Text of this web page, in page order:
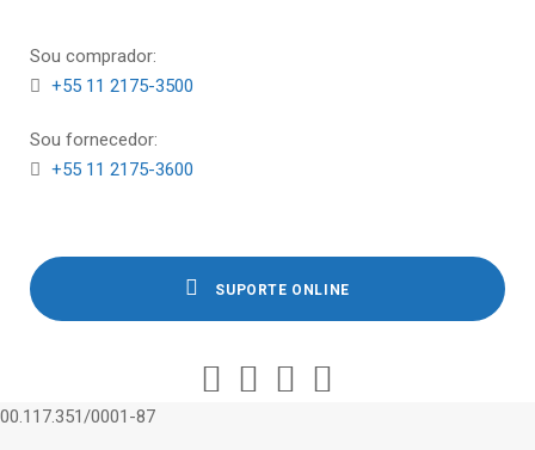
Sou comprador:
+55 11 2175-3500
Sou fornecedor:
+55 11 2175-3600
SUPORTE ONLINE
00.117.351/0001-87